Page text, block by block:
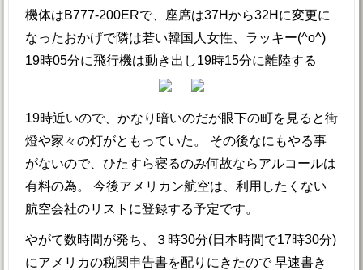
機体はB777-200ERで、座席は37Hから32Hに変更に
なったおかげで隣は若い韓国人女性、ラッキー(^o^)
19時05分に飛行機は動き出し19時15分に離陸する
19時近いので、かなり暗いのだが眼下の町を見ると街
燈や家々の灯がともっていた。 その後なにもやる事
がないので、ひたすら寝るのみ何故ならアルコールは
有料の為。 今後アメリカン航空は、利用したくない
航空会社のリストに登録する予定です。
やがて数時間が発ち、３時30分(日本時間で17時30分)
にアメリカの税関申告書を配りにきたので 早速書き